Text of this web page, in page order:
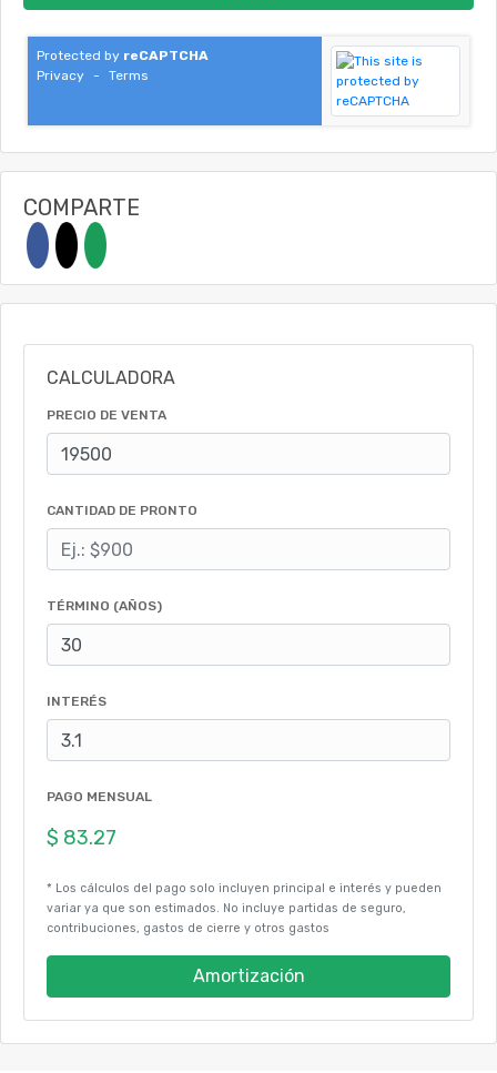
Protected by reCAPTCHA
Privacy
- Terms
COMPARTE
CALCULADORA
PRECIO DE VENTA
CANTIDAD DE PRONTO
TÉRMINO (AÑOS)
INTERÉS
PAGO MENSUAL
* Los cálculos del pago solo incluyen principal e interés y pueden
variar ya que son estimados. No incluye partidas de seguro,
contribuciones, gastos de cierre y otros gastos
Amortización